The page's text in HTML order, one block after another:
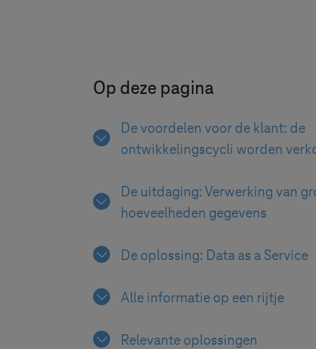
Op deze pagina
De voordelen voor de klant: de
ontwikkelingscycli worden
De uitdaging: Verwerking van
hoeveelheden gegevens
De oplossing: Data as a Service
Alle informatie op een rijtje
Relevante oplossingen